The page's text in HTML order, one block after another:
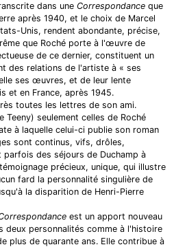
dans une Correspondance que
après 1940, et le choix de Marcel
Unis, rendent abondante, précise,
que Roché porte à l'œuvre de
de ce dernier, constituent un
des relations de l'artiste à « ses
ses œuvres, et de leur lente
et en France, après 1945.
toutes les lettres de son ami.
Teeny) seulement celles de Roché
à laquelle celui-ci publie son roman
sont continus, vifs, drôles,
des séjours de Duchamp à
précieux, unique, qui illustre
fard la personnalité singulière de
la disparition de Henri-Pierre
est un apport nouveau
deux personnalités comme à l'histoire
plus de quarante ans. Elle contribue à